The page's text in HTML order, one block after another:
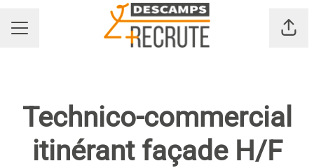
MENU CARRIÈRE
Technico-commercial
itinérant façade H/F